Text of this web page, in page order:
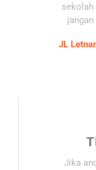
sekolah
JL
Jika